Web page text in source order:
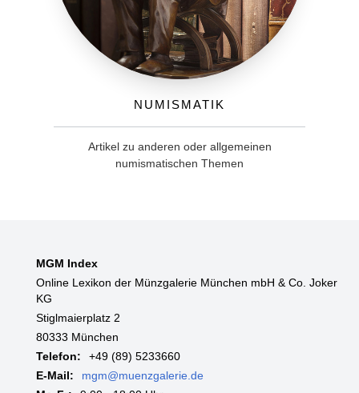
Numismatik
Artikel zu anderen oder allgemeinen
numismatischen Themen
MGM Index
Online Lexikon der Münzgalerie München mbH & Co. Joker
KG
Stiglmaierplatz 2
80333 München
Telefon:
+49 (89) 5233660
E-Mail:
mgm@muenzgalerie.de